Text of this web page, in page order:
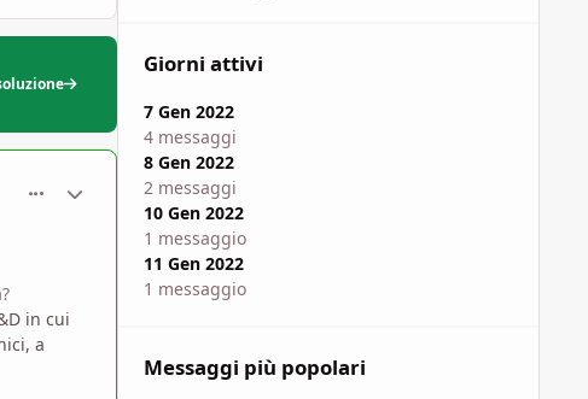
comment_1786960
Statistiche Autore
in cui
a
Giorni attivi
7 Gen 2022
4 messaggi
8 Gen 2022
2 messaggi
10 Gen 2022
1 messaggio
11 Gen 2022
1 messaggio
Messaggi più popolari